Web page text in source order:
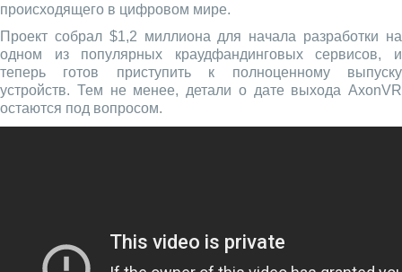
происходящего в цифровом мире.
Проект собрал $1,2 миллиона для начала разработки на
одном из популярных краудфандинговых сервисов, и
теперь готов приступить к полноценному выпуску
устройств. Тем не менее, детали о дате выхода AxonVR
остаются под вопросом.